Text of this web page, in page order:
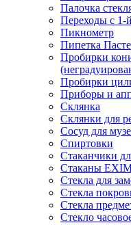
Палочка
Переходы с 1-
Пикнометр
Пипетка
Пробирки
Пробирки
Приборы и
Склянка
Склянки для
Сосуд для
Спиртовки
Стаканчики
Стаканы
Стекла для
Стекла
Стекла
Стекло